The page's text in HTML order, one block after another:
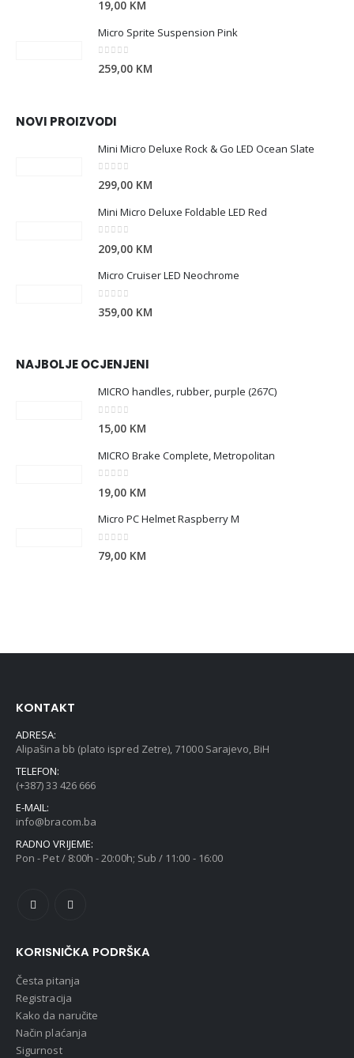
19,00 KM
Micro Sprite Suspension Pink
0out of 5
259,00 KM
NOVI PROIZVODI
Mini Micro Deluxe Rock & Go LED Ocean Slate
0 out of 5
299,00 KM
Mini Micro Deluxe Foldable LED Red
209,00 KM
Micro Cruiser LED Neochrome
359,00 KM
NAJBOLJE OCJENJENI
MICRO handles, rubber, purple (267C)
15,00 KM
MICRO Brake Complete, Metropolitan
19,00 KM
Micro PC Helmet Raspberry M
79,00 KM
KONTAKT
ADRESA:
Alipašina bb (plato ispred Zetre), 71000 Sarajevo, BiH
TELEFON:
(+387) 33 426 666
E-MAIL:
info@bracom.ba
RADNO VRIJEME:
Pon - Pet / 8:00h - 20:00h; Sub / 11:00 - 16:00
KORISNIČKA PODRŠKA
Česta pitanja
Registracija
Kako da naručite
Način plaćanja
Sigurnost